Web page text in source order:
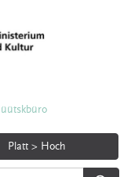
Platt > Hoch